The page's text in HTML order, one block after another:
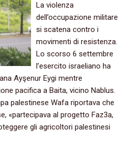
La violenza
dell’occupazione militare
si scatena contro i
movimenti di resistenza.
Lo scorso 6 settembre
l’esercito israeliano ha
Ayşenur Eygi mentre
pacifica a Baita, vicino Nablus.
palestinese Wafa riportava che
«partecipava al progetto Faz3a,
gli agricoltori palestinesi